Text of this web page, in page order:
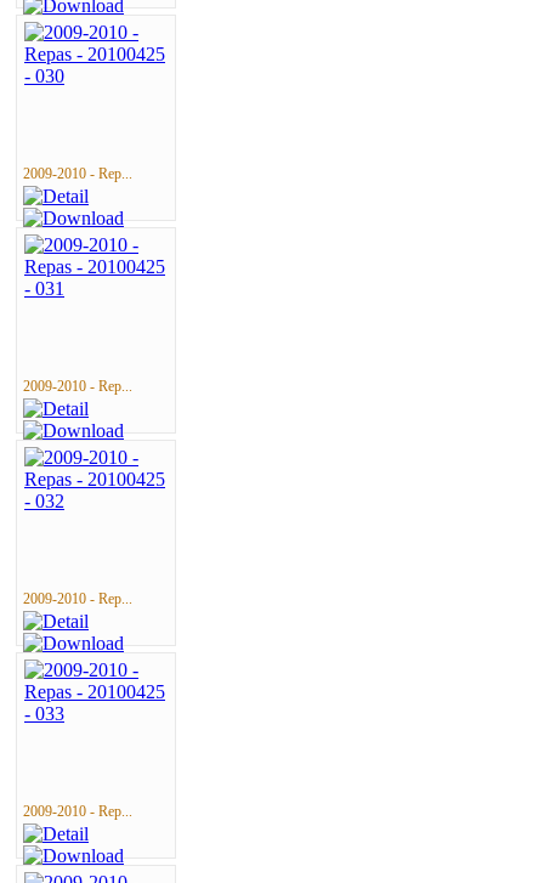
2009-2010 - Rep...
2009-2010 - Rep...
2009-2010 - Rep...
2009-2010 - Rep...